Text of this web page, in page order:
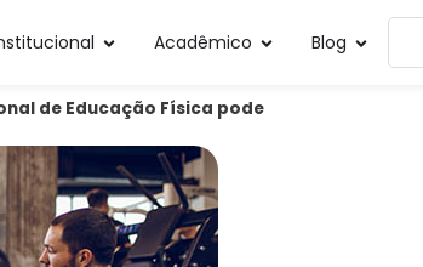
Acadêmico Blog
de Educação Física pode